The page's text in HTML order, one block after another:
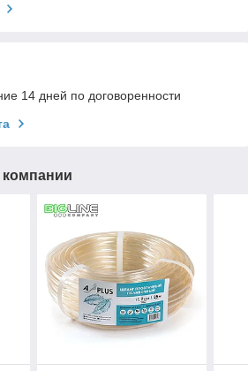
14 дней по договоренности